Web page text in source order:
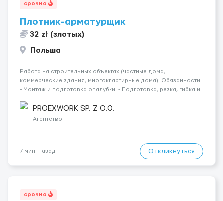
срочно
Плотник-арматурщик
32 zł (злотых)
Польша
Работа на строительных объектах (частные дома,
коммерческие здания, многоквартирные дома). Обязанности:
- Монтаж и подготовка опалубки. - Подготовка, резка, гибка и
Связка арматурных стержней. - Заливка бетона. - Демонтаж
опалубки после за...
PROEXWORK SP. Z O.O.
Агентство
7 мин. назад Откликнуться
срочно